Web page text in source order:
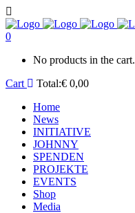
0
No products in the cart.
Cart
Total:€ 0,00
Home
News
INITIATIVE
JOHNNY
SPENDEN
PROJEKTE
EVENTS
Shop
Media